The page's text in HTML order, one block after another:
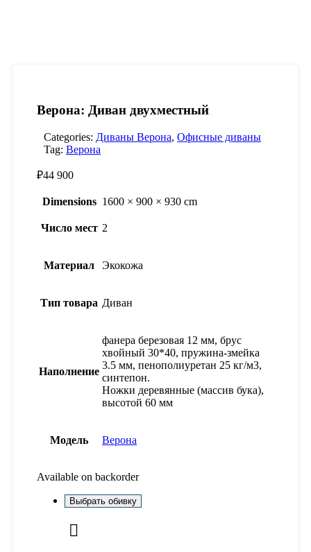
Верона: Диван двухместный
Categories: Диваны Верона, Офисные диваны
Tag: Верона
₽44 900
Dimensions 1600 × 900 × 930 cm
Число мест 2
Материал Экокожа
Тип товара Диван
Наполнение
фанера березовая 12 мм, брус
хвойный 30*40, пружина-змейка
3.5 мм, пенополиуретан 25 кг/м3,
синтепон.
Ножки деревянные (массив бука),
высотой 60 мм
Модель Верона
Available on backorder
Выбрать обивку